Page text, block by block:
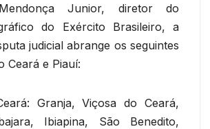
Junior, diretor do
do Exército Brasileiro, a
judicial abrange os seguintes
Ceará e Piauí:
Granja, Viçosa do Ceará,
Ibiapina, São Benedito,